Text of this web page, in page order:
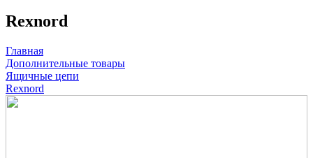
Rexnord
Главная
Дополнительные товары
Ящичные цепи
Rexnord